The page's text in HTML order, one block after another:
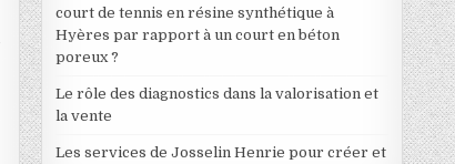
court de tennis en résine synthétique à
Hyères par rapport à un court en béton
poreux ?
Le rôle des diagnostics dans la valorisation et
la vente
Les services de Josselin Henrie pour créer et